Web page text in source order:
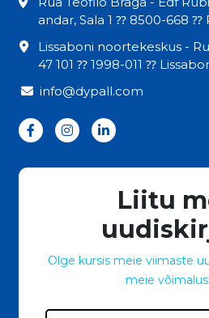
andar, Sala 1 ⁇ 8500-668
Lissaboni noortekeskus -
47 101 ⁇ 1998-011 ⁇
info@dypall.com
Liitu
Olge kursis meie viimaste
meie